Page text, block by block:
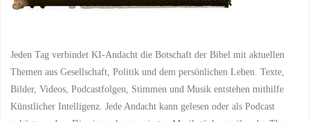
Jeden Tag verbindet KI-Andacht die Botschaft der Bibel mit aktuellen
Themen aus Gesellschaft, Politik und dem persönlichen Leben. Texte,
Bilder, Videos, Podcastfolgen, Stimmen und Musik entstehen mithilfe
Künstlicher Intelligenz. Jede Andacht kann gelesen oder als Podcast